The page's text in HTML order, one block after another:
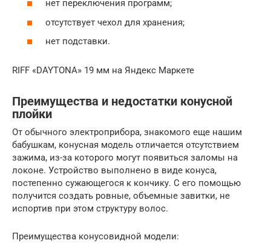
нет переключения программ;
отсутствует чехол для хранения;
нет подставки.
RIFF «DAYTONA» 19 мм на Яндекс Маркете
Преимущества и недостатки конусной
плойки
От обычного электроприбора, знакомого еще нашим
бабушкам, конусная модель отличается отсутствием
зажима, из-за которого могут появиться заломы на
локоне. Устройство выполнено в виде конуса,
постепенно сужающегося к кончику. С его помощью
получится создать ровные, объемные завитки, не
испортив при этом структуру волос.
Преимущества конусовидной модели: